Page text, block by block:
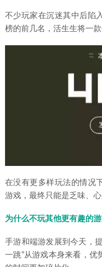
不少玩家在沉迷其中后陷
榜的前几名，活生生将一
在没有更多样玩法的情况
游戏，最终只能是乏味、
为什么不玩其他更有趣的游
手游和端游发展到今天，
一跳”从游戏本身来看，优